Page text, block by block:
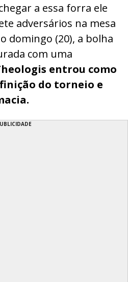
a essa forra ele
adversários na mesa
domingo (20), a bolha
com uma
entrou como
do torneio e